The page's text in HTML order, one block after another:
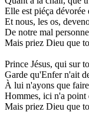
Elle est piéça dévorée
Et nous, les os,
De notre mal
Mais priez Dieu que
Prince Jésus, qui sur
Garde qu'Enfer n'ait
À lui n'ayons que
Hommes, ici n'a point
Mais priez Dieu que